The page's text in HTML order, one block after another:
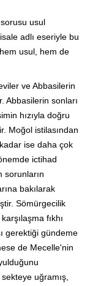
sorusu usul
adlı eseriyle bu
hem usul, hem de
ve Abbasilerin
Abbasilerin sonları
hızıyla doğru
Moğol istilasından
ise daha çok
ictihad
sorunların
bakılarak
Sömürgecilik
fıkhı
gerektiği gündeme
de Mecelle'nin
uğramış,